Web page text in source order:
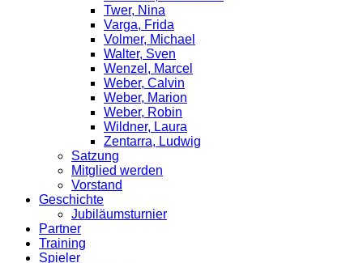
Twer, Nina
Varga, Frida
Volmer, Michael
Walter, Sven
Wenzel, Marcel
Weber, Calvin
Weber, Marion
Weber, Robin
Wildner, Laura
Zentarra, Ludwig
Satzung
Mitglied werden
Vorstand
Geschichte
Jubiläumsturnier
Partner
Training
Spieler